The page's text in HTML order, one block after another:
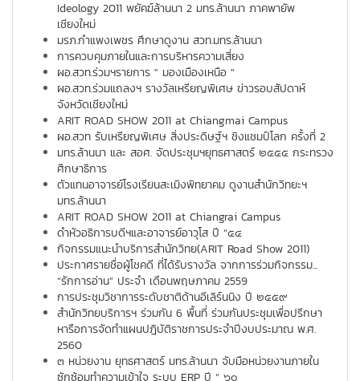
Ideology 2011 พยัคฆ์ล้านนา 2 มทร.ล้านนา ภาคพายัพ
เชียงใหม่
มรภ.กำแพงเพชร ศึกษาดูงาน สวท.มทร.ล้านนา
การควบคุมภายในและการบริหารความเสี่ยง
ผอ.สวท.ร่วมฯรายการ " มองเมืองเหนือ "
ผอ.สวท.ร่วมแถลงฯ รางวัลเหรียญพิเศษ ข่าวรอบสัปดาห์
จังหวัดเชียงใหม่
ARIT ROAD SHOW 2011 at Chiangmai Campus
ผอ.สวท รับเหรียญพิเศษ สิ่งประดิษฐ์ฯ ชิงแชมป์โลก ครั้งที่ 2
มทร.ล้านนา และ สอศ. จัดประชุมฯยุทธศาสตร์ ๒๕๕๕ กระทรวง
ศึกษาธิการ
ตัวแทนอาจารย์โรงเรียนสะเมิงพิทยาคม ดูงานสำนักวิทยะฯ
มทร.ล้านนา
ARIT ROAD SHOW 2011 at Chiangrai Campus
ดำหัวอธิการบดีฯและอาจารย์อาวุโส ปี “๕๔
กิจกรรมแนะนำบริการสำนักวิทย(ARIT Road Show 2011)
ประกาศรายชื่อผู้โชคดี ที่ได้รับรางวัล จากการร่วมกิจกรรม...
“รักการอ่าน” ประจำ เดือนพฤษภาคม 2559
การประชุมวิชาการระดับชาติด้านอีเลิร์นนิง ปี ๒๕๕๙
สำนักวิทยบริการฯ ร่วมกัน 6 พื้นที่ ร่วมกันประชุมเพื่อปรึกษา
หารือการจัดทำแผนปฎิบัติราชการประจำปีงบประมาณ พ.ศ.
2560
๓ หน่วยงาน ยุทธศาสตร์ มทร.ล้านนา จับมือหน่วยงานภายใน
ซักซ้อมทำความเข้าใจ ระบบ ERP ปี “ ๖๐